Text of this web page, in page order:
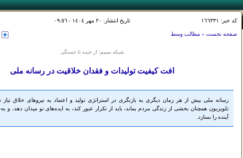
کد خبر: ١٦٦٣٣١ تاریخ انتشار: ٢٠ مهر ١٤٠٤ - ٠٩:٥٦
صفحه نخست » مطالب وسط
شبکه نسیم؛ از خنده تا خستگی
افت کیفیت تولیدات و فقدان خلاقیت در رسانه ملی
رسانه ملی بیش از هر زمان دیگری به بازنگری در استراتژی تولید و اعتماد به نیروهای خلاق
تلویزیون همچنان بخشی از زندگی مردم بماند، باید از تکرار عبور کند، به ایده‌های نو میدان دهد، و
آینده را بسازد.